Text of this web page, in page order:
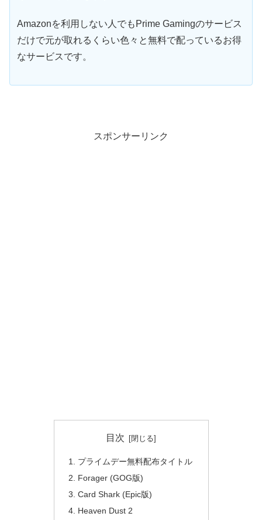
Amazonを利用しない人でもPrime Gamingのサービス
だけで元が取れるくらい色々と無料で配っているお得
なサービスです。
スポンサーリンク
目次
プライムデー無料配布タイトル
Forager (GOG版)
Card Shark (Epic版)
Heaven Dust 2